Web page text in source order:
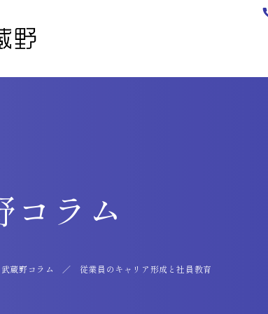
コラム
武蔵野コラム 従業員のキャリア形成と社員教育